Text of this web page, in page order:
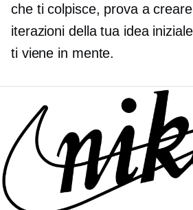
che ti colpisce, prova a
iterazioni della tua idea
ti viene in mente.